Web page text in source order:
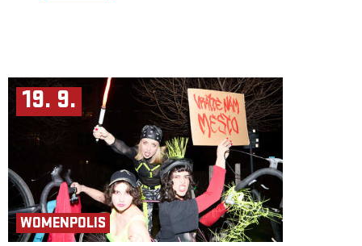
19. 9.
WOMENPOLIS